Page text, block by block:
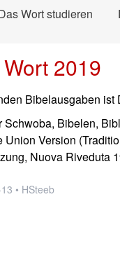
Wort studieren
2019
Bibelausgaben ist
Schwoba, Bibelen,
Union Version
Nuova Riveduta
• HSteeb